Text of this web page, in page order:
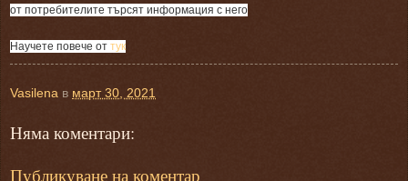
от потребителите търсят информация с него
Научете повече от тук
Vasilena в март 30, 2021
Няма коментари:
Публикуване на коментар